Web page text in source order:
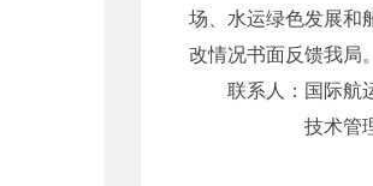
场、水运绿色发展和
改情况书面反馈我局。
联系人：国际航运
技术管理处 谢